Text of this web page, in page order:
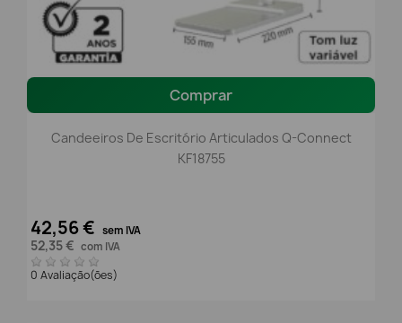
Comprar
Candeeiros De Escritório Articulados Q-Connect
KF18755
42,56 € sem IVA
52,35 € com IVA
0 Avaliação(ões)